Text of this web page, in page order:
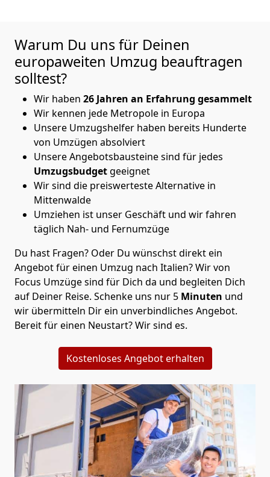
Warum Du uns für Deinen
europaweiten Umzug beauftragen
solltest?
Wir haben 26 Jahren an Erfahrung gesammelt
Wir kennen jede Metropole in Europa
Unsere Umzugshelfer haben bereits Hunderte
von Umzügen absolviert
Unsere Angebotsbausteine sind für jedes
Umzugsbudgetgeeignet
Wir sind die preiswerteste Alternative in
Mittenwalde
Umziehen ist unser Geschäft und wir fahren
täglich Nah- und Fernumzüge
Du hast Fragen? Oder Du wünschst direkt ein
Angebot für einen Umzug nach Italien? Wir von
Focus Umzügesind für Dich da und begleiten Dich
auf Deiner Reise. Schenke uns nur 5 Minuten und
wir übermitteln Dir ein unverbindliches Angebot.
Bereit für einen Neustart? Wir sind es.
Kostenloses Angebot erhalten